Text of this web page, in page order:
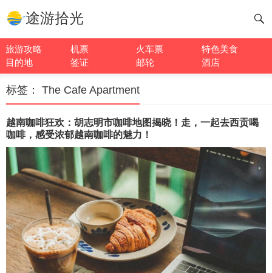
途游拾光
旅游攻略 机票 火车票
特色美食
目的地
签证 邮轮 酒店
标签： The Cafe Apartment
越南咖啡狂欢：胡志明市咖啡地图揭晓！走，一起去西贡喝
咖啡，感受浓郁越南咖啡的魅力！